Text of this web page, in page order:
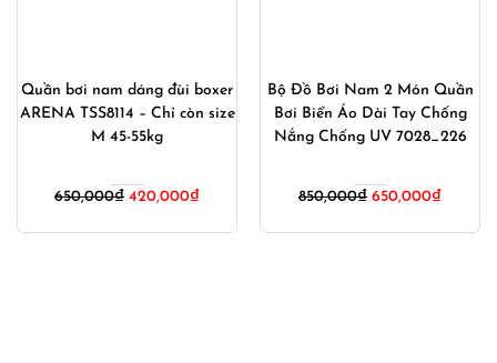
Quần bơi nam dáng đùi boxer
ARENA TSS8114 – Chỉ còn size
M 45-55kg
650,000₫ Giá
420,000₫Giá
Bộ Đồ Bơi Nam 2 Món Quần
Bơi Biển Áo Dài Tay Chống
Nắng Chống UV 7028_226
850,000₫ 650,000₫